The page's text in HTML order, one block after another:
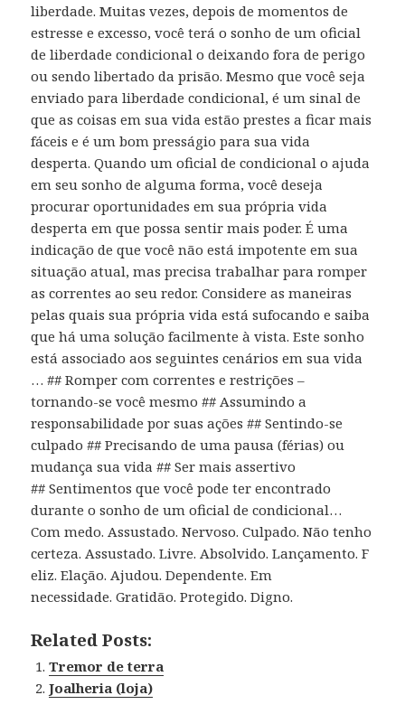
liberdade. Muitas vezes, depois de momentos de
estresse e excesso, você terá o sonho de um oficial
de liberdade condicional o deixando fora de perigo
ou sendo libertado da prisão. Mesmo que você seja
enviado para liberdade condicional, é um sinal de
que as coisas em sua vida estão prestes a ficar mais
fáceis e é um bom presságio para sua vida
desperta. Quando um oficial de condicional o ajuda
em seu sonho de alguma forma, você deseja
procurar oportunidades em sua própria vida
desperta em que possa sentir mais poder. É uma
indicação de que você não está impotente em sua
situação atual, mas precisa trabalhar para romper
as correntes ao seu redor. Considere as maneiras
pelas quais sua própria vida está sufocando e saiba
que há uma solução facilmente à vista. Este sonho
está associado aos seguintes cenários em sua vida
… ## Romper com correntes e restrições –
tornando-se você mesmo ## Assumindo a
responsabilidade por suas ações ## Sentindo-se
culpado ## Precisando de uma pausa (férias) ou
mudança sua vida ## Ser mais assertivo
## Sentimentos que você pode ter encontrado
durante o sonho de um oficial de condicional…
Com medo. Assustado. Nervoso. Culpado. Não tenho
certeza. Assustado. Livre. Absolvido. Lançamento. F
eliz. Elação. Ajudou. Dependente. Em
necessidade. Gratidão. Protegido. Digno.
Related Posts:
Tremor de terra
Joalheria (loja)